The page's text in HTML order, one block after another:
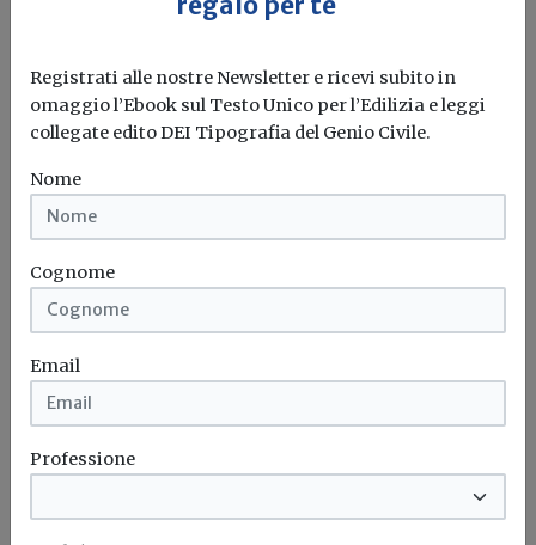
Artificiale, Internet of Things e...
Fotovoltaico
Enea
Efficientamento energetico
ENEA: le schermature solari sono la
prima difesa contro il caldo negli edifici
La guida sulla climatizzazione estiva punta sulle strategie
passive per ridurre consumi...
Registrati alle nostre Newsletter e ricevi subito in
omaggio l’Ebook sul Testo Unico per l’Edilizia e leggi
collegate edito DEI Tipografia del Genio Civile.
Nome
Cognome
Email
Professione